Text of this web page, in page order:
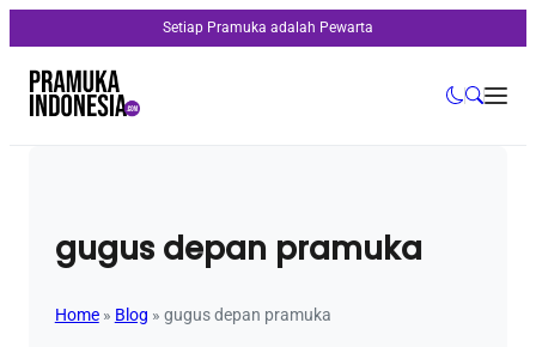
Setiap Pramuka adalah Pewarta
gugus depan pramuka
Home» Blog » gugus depan pramuka